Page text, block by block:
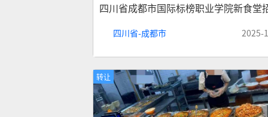
四川省成都市国际标榜职业学院新食堂
四川省-成都市 2025-
转让